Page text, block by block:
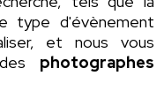
type d'évènement
et nous vous
photographes